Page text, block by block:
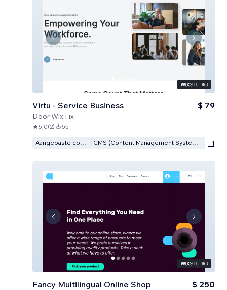
Virtu - Service Business
DoorWix Fix
$ 79
5,0(2) 55
Aangepaste code CMS (Content Management Systeem) +1
Fancy Multilingual Online Shop $ 250